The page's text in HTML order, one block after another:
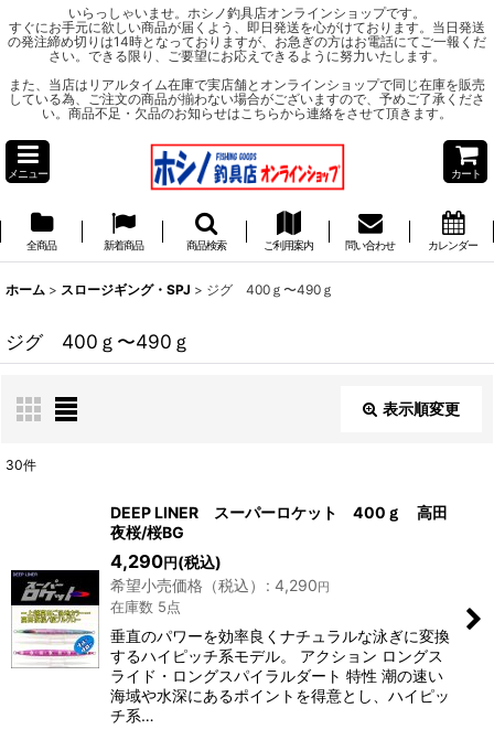
いらっしゃいませ。ホシノ釣具店オンラインショップです。
すぐにお手元に欲しい商品が届くよう、即日発送を心がけております。当日発送
の発注締め切りは14時となっておりますが、お急ぎの方はお電話にてご一報くだ
さい。できる限り、ご要望にお応えできるように努力いたします。
また、当店はリアルタイム在庫で実店舗とオンラインショップで同じ在庫を販売
している為、ご注文の商品が揃わない場合がございますので、予めご了承くださ
い。商品不足・欠品のお知らせはこちらから連絡をさせて頂きます。
メニュー カート
全商品 新着商品 商品検索 ご利用案内 問い合わせ カレンダー
ホーム > スロージギング・SPJ > ジグ 400ｇ〜490ｇ
ジグ 400ｇ〜490ｇ
表示順変更
並び順:
絞り込む
30件
DEEP LINER スーパーロケット 400ｇ 高田
夜桜/桜BG
4,290円(税込)
希望小売価格（税込）
: 4,290円
在庫数 5点
垂直のパワーを効率良くナチュラルな泳ぎに変換
するハイピッチ系モデル。 アクション ロングス
ライド・ロングスパイラルダート 特性 潮の速い
海域や水深にあるポイントを得意とし、ハイピッ
チ系…